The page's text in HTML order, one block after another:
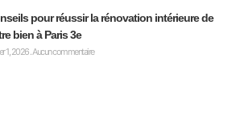
pour réussir la rénovation intérieure de
bien à Paris 3e
1, 2026 Aucun commentaire